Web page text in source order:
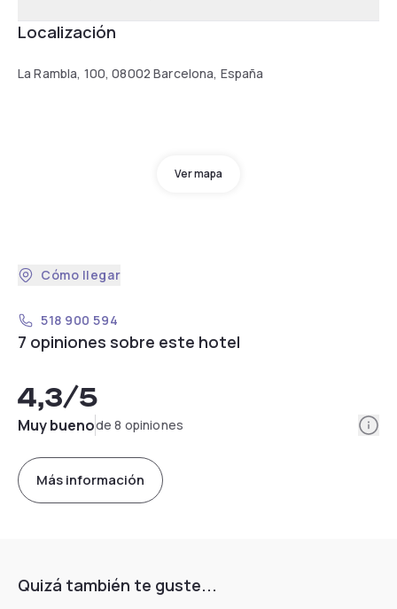
Localización
La Rambla, 100, 08002 Barcelona, España
Ver mapa
Cómo llegar
518 900 594
7 opiniones sobre este hotel
4,3/5
Muy buenode 8 opiniones
Más información
Quizá también te guste...